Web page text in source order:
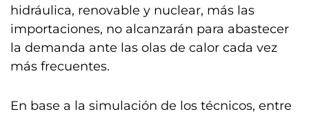
hidráulica, renovable y nuclear, más las
importaciones, no alcanzarán para abastecer
la demanda ante las olas de calor cada vez
más frecuentes.
En base a la simulación de los técnicos, entre